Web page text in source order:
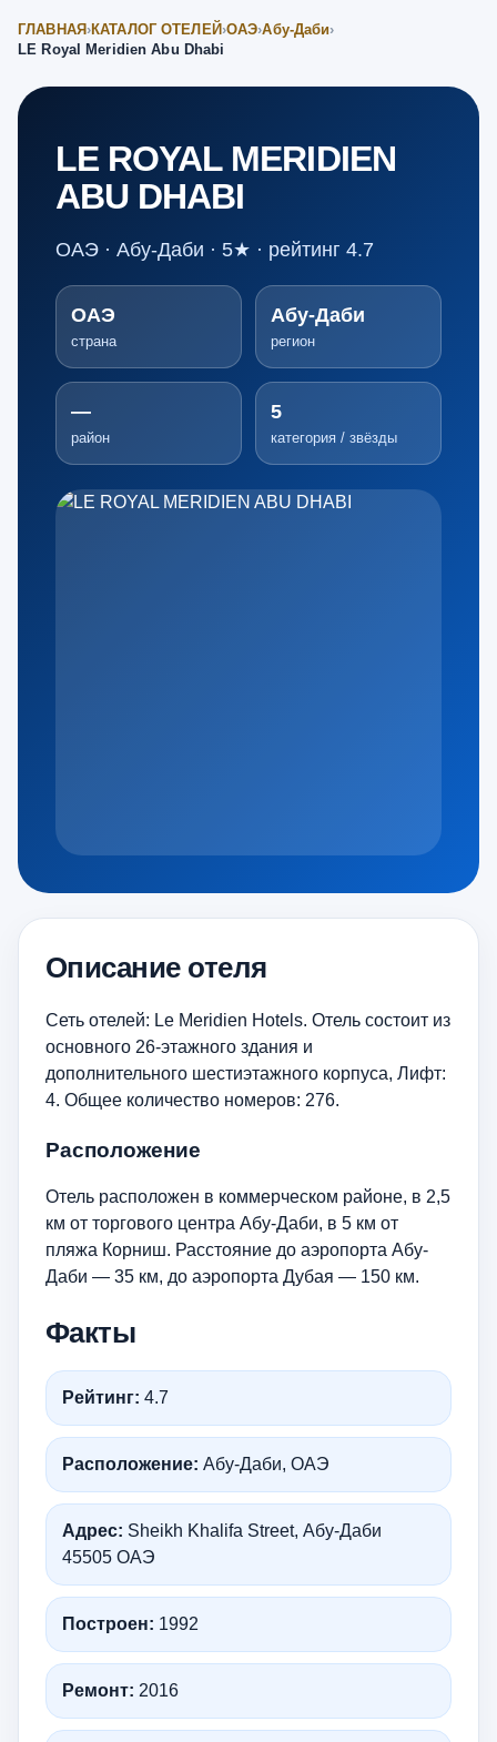
ГЛАВНАЯ ›КАТАЛОГ ОТЕЛЕЙ ›ОАЭ›Абу-Даби›
LE Royal Meridien Abu Dhabi
LE ROYAL MERIDIEN
ABU DHABI
ОАЭ · Абу-Даби · 5★ · рейтинг 4.7
ОАЭ
страна
Абу-Даби
регион
—
район
5
категория / звёзды
Описание отеля
Сеть отелей: Le Meridien Hotels. Отель состоит из
основного 26-этажного здания и
дополнительного шестиэтажного корпуса, Лифт:
4. Общее количество номеров: 276.
Расположение
Отель расположен в коммерческом районе, в 2,5
км от торгового центра Абу-Даби, в 5 км от
пляжа Корниш. Расстояние до аэропорта Абу-
Даби — 35 км, до аэропорта Дубая — 150 км.
Факты
Рейтинг: 4.7
Расположение: Абу-Даби, ОАЭ
Адрес: Sheikh Khalifa Street, Абу-Даби
45505 ОАЭ
Построен: 1992
Ремонт: 2016